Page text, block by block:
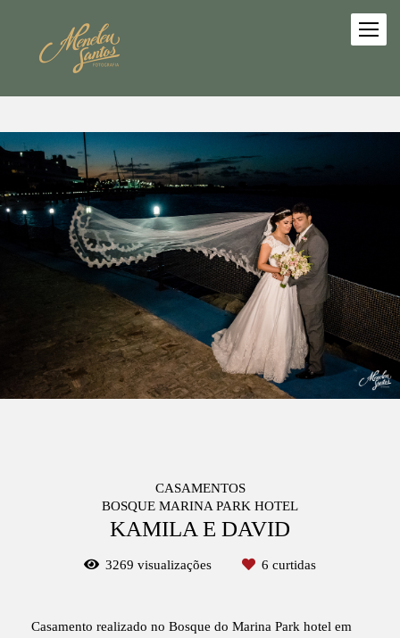
CASAMENTOS
BOSQUE MARINA PARK HOTEL
KAMILA E DAVID
3269 visualizações 6 curtidas
Casamento realizado no Bosque do Marina Park hotel em